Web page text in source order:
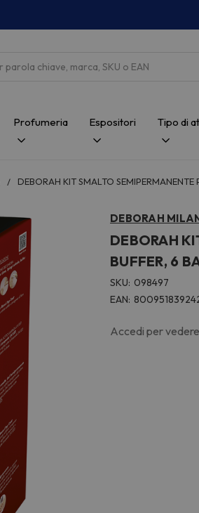
Profumeria Espositori Tipo di
DEBORAH KIT SMALTO
DEBORAH
DEBORAH
BUFFER, 6
SKU: 098497
EAN:
Accedi per